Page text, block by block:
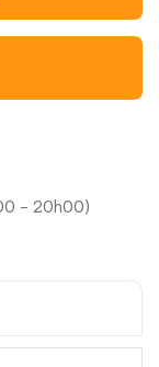
- 20h00)